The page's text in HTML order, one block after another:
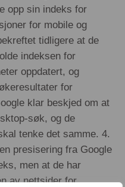
opp sin indeks for
for mobile og
tidligere at de
indeksen for
oppdatert, og
for
klar beskjed om at
søk, og de
tenke det samme. 4.
presisering fra Google
men at de har
av nettsider for